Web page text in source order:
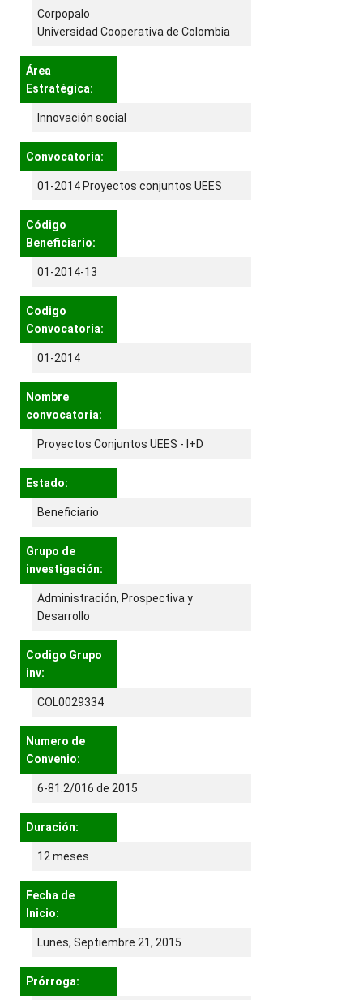
Corpopalo
Universidad Cooperativa de Colombia
Área
Estratégica:
Innovación social
Convocatoria:
01-2014 Proyectos conjuntos UEES
Código
Beneficiario:
01-2014-13
Codigo
Convocatoria:
01-2014
Nombre
convocatoria:
Proyectos Conjuntos UEES - I+D
Estado:
Beneficiario
Grupo de
investigación:
Administración, Prospectiva y
Desarrollo
Codigo Grupo
inv:
COL0029334
Numero de
Convenio:
6-81.2/016 de 2015
Duración:
12 meses
Fecha de
Inicio:
Lunes, Septiembre 21, 2015
Prórroga: